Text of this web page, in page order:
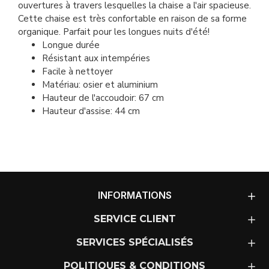
ouvertures à travers lesquelles la chaise a l'air spacieuse.
Cette chaise est très confortable en raison de sa forme
organique. Parfait pour les longues nuits d'été!
Longue durée
Résistant aux intempéries
Facile à nettoyer
Matériau: osier et aluminium
Hauteur de l'accoudoir: 67 cm
Hauteur d'assise: 44 cm
INFORMATIONS
SERVICE CLIENT
SERVICES SPÉCIALISÉS
POLITIQUES & CONDITIONS